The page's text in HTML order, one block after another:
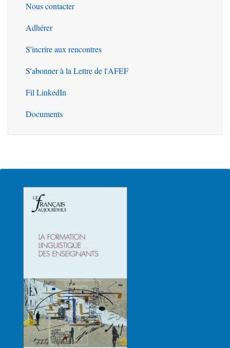
Outils
Nous contacter
Adhérer
S'incrire aux rencontres
S'abonner à la Lettre de l'AFEF
Fil LinkedIn
Documents